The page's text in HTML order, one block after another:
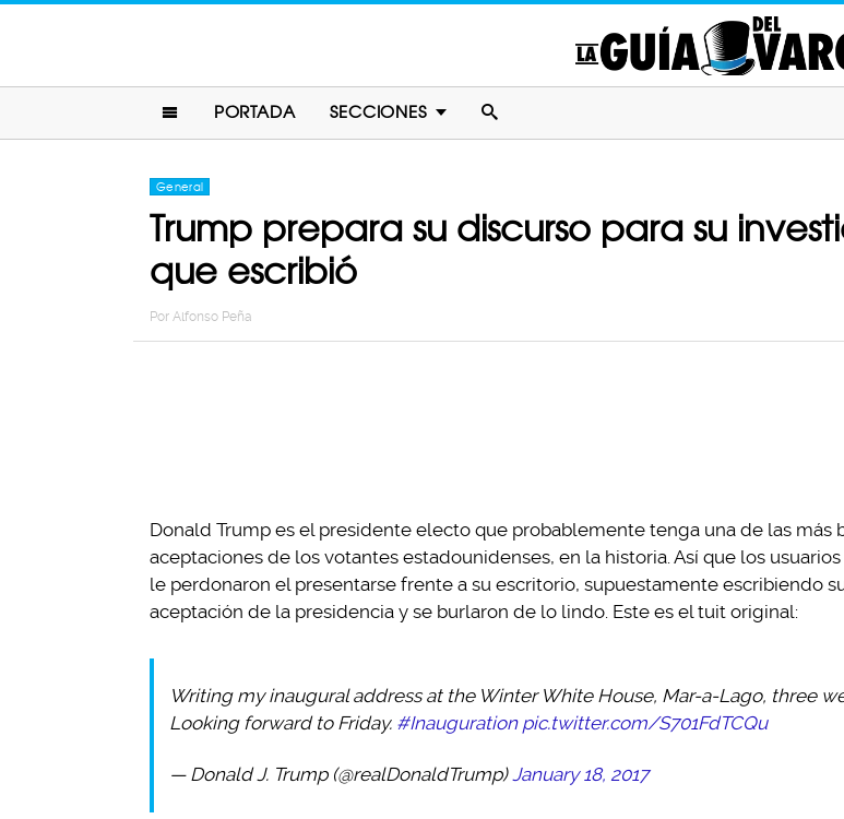
PORTADA SECCIONES
General
Trump prepara su discurso para su
que escribió
Por Alfonso Peña
Donald Trump es el presidente electo que probablemente tenga una de las más
aceptaciones de los votantes estadounidenses, en la historia. Así que los
le perdonaron el presentarse frente a su escritorio, supuestamente escribiendo
aceptación de la presidencia y se burlaron de lo lindo. Este es el tuit original:
Writing my inaugural address at the Winter White House, Mar-a-Lago, three
Looking forward to Friday. #Inauguration pic.twitter.com/S701FdTCQu
— Donald J. Trump (@realDonaldTrump)January 18, 2017